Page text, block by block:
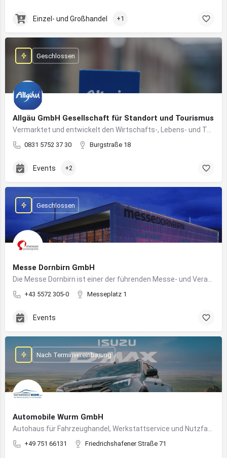
Einzel- und Großhandel +1
Allgäu GmbH Gesellschaft für Standort und Tourismus
0831 5752 37 30 Burgstraße 18
Geschlossen
Events +2
Messe Dornbirn GmbH
+43 5572 305-0 Messeplatz 1
Geschlossen
Events
Automobile Wurm GmbH
+49 751 66131 Friedrichshafener Straße 71
Nach Terminvereinbarung